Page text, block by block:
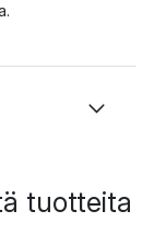
tuotteita